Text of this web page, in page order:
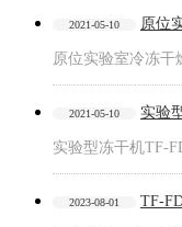
2021-05-10 原位
原位实验室冷冻干
2021-05-10 实验
实验型冻干机TF-
2023-08-01 TF-